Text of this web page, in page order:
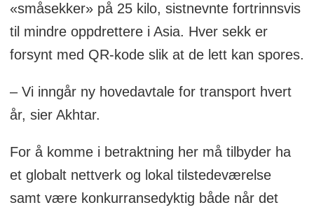
«småsekker» på 25 kilo, sistnevnte fortrinnsvis
til mindre oppdrettere i Asia. Hver sekk er
forsynt med QR-kode slik at de lett kan spores.
– Vi inngår ny hovedavtale for transport hvert
år, sier Akhtar.
For å komme i betraktning her må tilbyder ha
et globalt nettverk og lokal tilstedeværelse
samt være konkurransedyktig både når det